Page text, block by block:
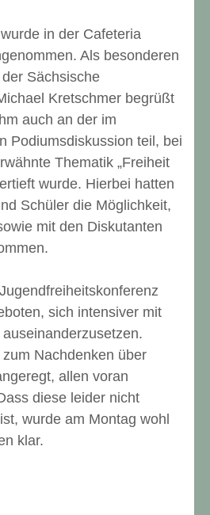
in der Cafeteria
Als besonderen
Sächsische
Kretschmer begrüßt
auch an der im
Podiumsdiskussion teil, bei
Thematik „Freiheit
wurde. Hierbei hatten
Schüler die Möglichkeit,
mit den Diskutanten
sich intensiver mit
Nachdenken über
allen voran
diese leider nicht
wurde am Montag wohl
klar.